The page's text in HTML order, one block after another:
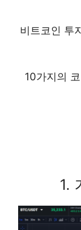
비트코인 투
10가지의
1.